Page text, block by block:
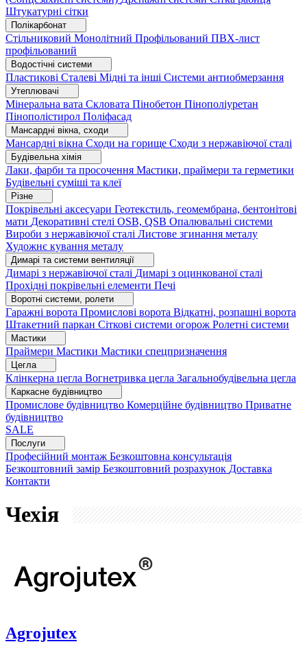
Штукатурні сітки
Полікарбонат
Стільниковий Монолітний Профільований ПВХ-лист
профільований
Водостічні системи
Пластикові Сталеві Мідні та інші Системи антиобмерзання
Утеплювачі
Мінеральна вата Скловата Пінобетон Пінополіуретан
Пінополістирол Поліфасад
Мансардні вікна, сходи
Мансардні вікна Сходи на горище Сходи з нержавіючої сталі
Будівельна хімія
Лаки, фарби та просочення Мастики, праймери та герметики
Будівельні суміші та клеї
Різне
Покрівельні аксесуари Геотекстиль, геомембрана, бентонітові
мати Декоративні стелі OSB, QSB Опалювальні системи
Вироби з нержавіючої сталі Листове згинання металу
Художнє кування металу
Димарі та системи вентиляції
Димарі з нержавіючої сталі Димарі з оцинкованої сталі
Прохідні покрівельні елементи Печі
Воротні системи, ролети
Гаражні ворота Промислові ворота Відкатні, розпашні ворота
Штакетний паркан Сіткові системи огорож Ролетні системи
Мастики
Праймери Мастики Мастики спецпризначення
Цегла
Клінкерна цегла Вогнетривка цегла Загальнобудівельна цегла
Каркасне будівництво
Промислове будівництво Комерційне будівництво Приватне
будівництво
SALE
Послуги
Професійний монтаж Безкоштовна консультація
Безкоштовний замір Безкоштовний розрахунок Доставка
Контакти
Чехія
Agrojutex